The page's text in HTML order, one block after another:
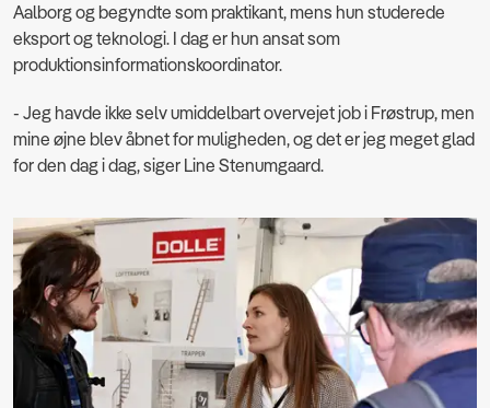
Aalborg og begyndte som praktikant, mens hun studerede
eksport og teknologi. I dag er hun ansat som
produktionsinformationskoordinator.
- Jeg havde ikke selv umiddelbart overvejet job i Frøstrup, men
mine øjne blev åbnet for muligheden, og det er jeg meget glad
for den dag i dag, siger Line Stenumgaard.